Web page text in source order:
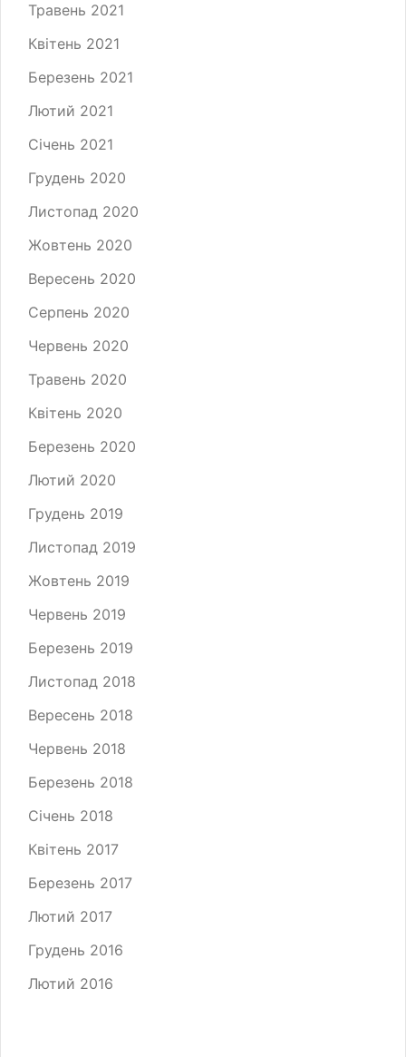
Травень 2021
Квітень 2021
Березень 2021
Лютий 2021
Січень 2021
Грудень 2020
Листопад 2020
Жовтень 2020
Вересень 2020
Серпень 2020
Червень 2020
Травень 2020
Квітень 2020
Березень 2020
Лютий 2020
Грудень 2019
Листопад 2019
Жовтень 2019
Червень 2019
Березень 2019
Листопад 2018
Вересень 2018
Червень 2018
Березень 2018
Січень 2018
Квітень 2017
Березень 2017
Лютий 2017
Грудень 2016
Лютий 2016